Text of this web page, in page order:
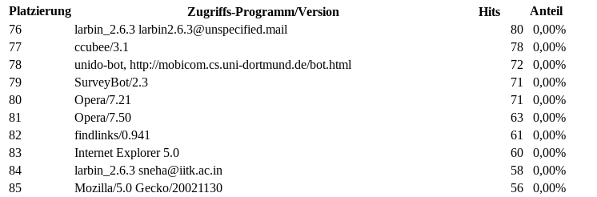
Platzierung
Zugriffs-Programm/Version Hits
Anteil
76
larbin_2.6.3 larbin2.6.3@unspecified.mail 80
0,00%
77
ccubee/3.1 78
0,00%
78
unido-bot, http://mobicom.cs.uni-dortmund.de/bot.html 72
0,00%
79
SurveyBot/2.3 71
0,00%
80
Opera/7.21 71
0,00%
81
Opera/7.50 63
0,00%
82
findlinks/0.941 61
0,00%
83
Internet Explorer 5.0 60
0,00%
84
larbin_2.6.3 sneha@iitk.ac.in 58
0,00%
85
Mozilla/5.0 Gecko/20021130 56
0,00%